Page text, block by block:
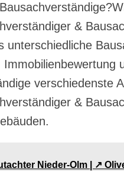
&
unterschiedliche
verschiedenste
&
Nieder-Olm | ↗️